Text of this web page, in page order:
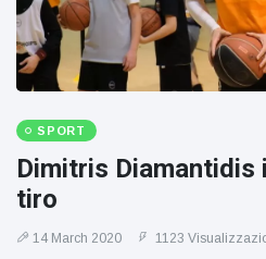
SPORT
Dimitris Diamantidis
tiro
14 March 2020 1123